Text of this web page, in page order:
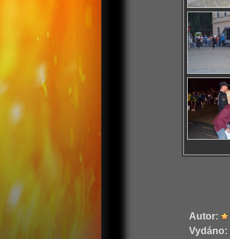
Autor:
Vydáno: